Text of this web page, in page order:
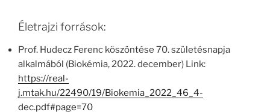
Életrajzi források:
Prof. Hudecz Ferenc köszöntése 70. születésnapja
alkalmából (Biokémia, 2022. december) Link:
https://real-
j.mtak.hu/22490/19/Biokemia_2022_46_4-
dec.pdf#page=70